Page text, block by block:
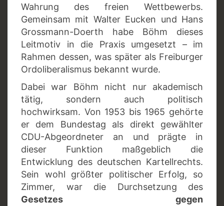
Wahrung des freien Wettbewerbs.
Gemeinsam mit Walter Eucken und Hans
Grossmann-Doerth habe Böhm dieses
Leitmotiv in die Praxis umgesetzt – im
Rahmen dessen, was später als Freiburger
Ordoliberalismus bekannt wurde.
Dabei war Böhm nicht nur akademisch
tätig, sondern auch politisch
hochwirksam. Von 1953 bis 1965 gehörte
er dem Bundestag als direkt gewählter
CDU-Abgeordneter an und prägte in
dieser Funktion maßgeblich die
Entwicklung des deutschen Kartellrechts.
Sein wohl größter politischer Erfolg, so
Zimmer, war die Durchsetzung des
Gesetzes gegen